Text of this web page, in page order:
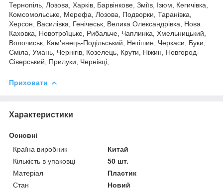
Тернопіль, Лозова, Харків, Барвінкове, Зміїв, Ізюм, Кегичівка,
Комсомольське, Мерефа, Лозова, Подворки, Таранівка,
Херсон, Василівка, Генічеськ, Велика Олександрівка, Нова
Каховка, Новотроїцьке, Рибальче, Чаплинка, Хмельницький,
Волочиськ, Кам'янець-Подільський, Нетішин, Черкаси, Буки,
Сміла, Умань, Чернігів, Козелець, Крути, Ніжин, Новгород-
Сіверський, Прилуки, Чернівці,
Приховати
Характеристики
Основні
Країна виробник
Китай
Кількість в упаковці
50 шт.
Матеріал
Пластик
Стан
Новий